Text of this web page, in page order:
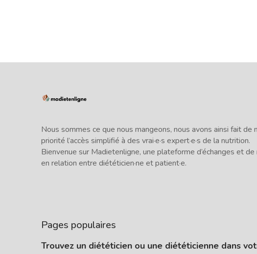
Nous sommes ce que nous mangeons, nous avons ainsi fait de
priorité l’accès simplifié à des vrai·e·s expert·e·s de la nutrition.
Bienvenue sur Madietenligne, une plateforme d’échanges et de
en relation entre diététicien·ne et patient·e.
Pages populaires
Trouvez un diététicien ou une diététicienne dans